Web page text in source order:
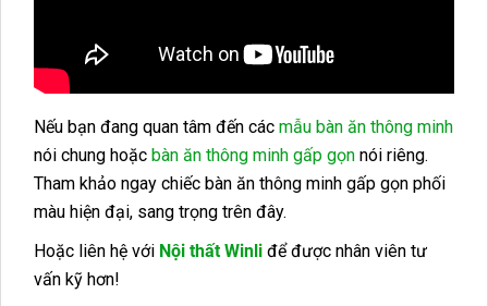
Nếu bạn đang quan tâm đến các mẫu bàn ăn thông minh
nói chung hoặc bàn ăn thông minh gấp gọn nói riêng.
Tham khảo ngay chiếc bàn ăn thông minh gấp gọn phối
màu hiện đại, sang trọng trên đây.
Hoặc liên hệ với Nội thất Winli để được nhân viên tư
vấn kỹ hơn!